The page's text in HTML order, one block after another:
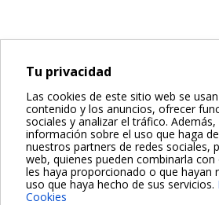
Tu privacidad
Las cookies de este sitio web se
contenido y los anuncios, ofrecer
sociales y analizar el tráfico.
información sobre el uso que haga
nuestros partners de redes sociales,
web, quienes pueden combinarla
les haya proporcionado o que hayan
uso que haya hecho de sus servicios.
Cookies